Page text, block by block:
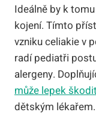
Ideálně by k
kojení. Tímto
vzniku celiakie v
radí pediatři
alergeny.
může lepek škodit
dětským lékařem.